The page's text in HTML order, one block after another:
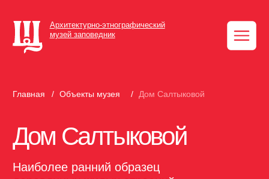
музей заповедник
деревянных жилых строений
в Нижегородской области.
Представляет собой тип «изба
связью»
Дом Салтыковой